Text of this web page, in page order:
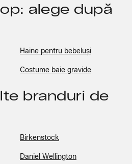
alege după
Haine pentru bebeluși
Costume baie gravide
branduri de
Birkenstock
Daniel Wellington